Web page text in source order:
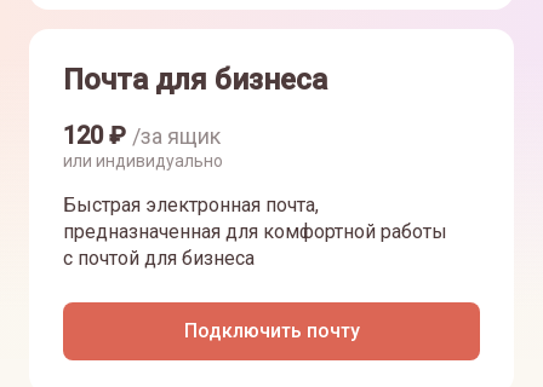
Почта для бизнеса
120₽ /за ящик
или индивидуально
Быстрая электронная почта,
предназначенная для комфортной работы
с почтой для бизнеса
Подключить почту